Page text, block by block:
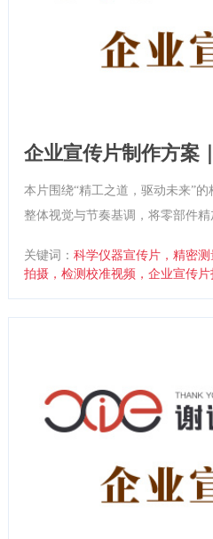
企业宣传片制作方案
本片围绕“精工之道，驱动未来”
整体视觉与节奏基调，将零部件
企业作为“移动科技核心缔造者”的
关键词：科学仪器宣传片，精密
拍摄，检测校准视频，企业宣传片